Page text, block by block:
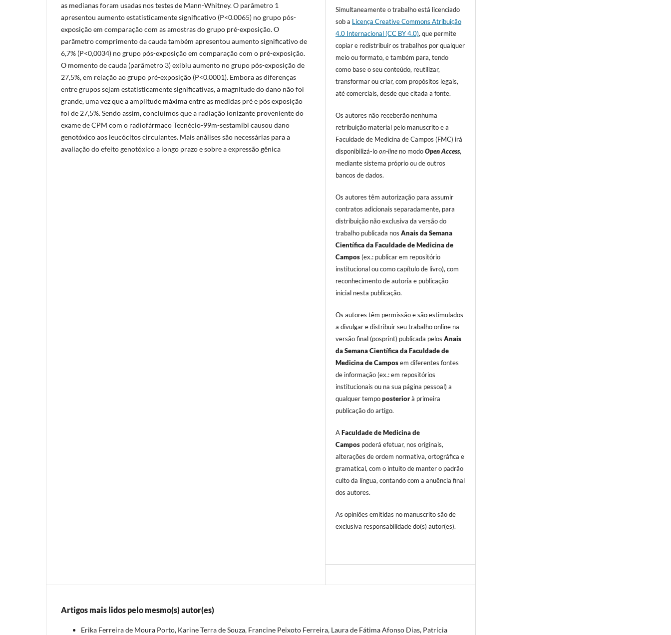
as medianas foram usadas nos testes de Mann-Whitney. O parâmetro 1
apresentou aumento estatisticamente significativo (P<0.0065) no grupo pós-
exposição em comparação com as amostras do grupo pré-exposição. O
parâmetro comprimento da cauda também apresentou aumento significativo de
6,7% (P<0,0034) no grupo pós-exposição em comparação com o pré-exposição.
O momento de cauda (parâmetro 3) exibiu aumento no grupo pós-exposição de
27,5%, em relação ao grupo pré-exposição (P<0.0001). Embora as diferenças
entre grupos sejam estatisticamente significativas, a magnitude do dano não foi
grande, uma vez que a amplitude máxima entre as medidas pré e pós exposição
foi de 27,5%. Sendo assim, concluímos que a radiação ionizante proveniente do
exame de CPM com o radiofármaco Tecnécio-99m-sestamibi causou dano
genotóxico aos leucócitos circulantes. Mais análises são necessárias para a
avaliação do efeito genotóxico a longo prazo e sobre a expressão gênica
Simultaneamente o trabalho está licenciado
sob a Licença Creative Commons Atribuição
4.0 Internacional (CC BY 4.0), que permite
copiar e redistribuir os trabalhos por qualquer
meio ou formato, e também para, tendo
como base o seu conteúdo, reutilizar,
transformar ou criar, com propósitos legais,
até comerciais, desde que citada a fonte.
Os autores não receberão nenhuma
retribuição material pelo manuscrito e a
Faculdade de Medicina de Campos (FMC) irá
disponibilizá-loon-line no modoOpen Access,
mediante sistema próprio ou de outros
bancos de dados.
Os autores têm autorização para assumir
contratos adicionais separadamente, para
distribuição não exclusiva da versão do
trabalho publicada nosAnais da Semana
Científica da Faculdade de Medicina de
Campos (ex.: publicar em repositório
institucional ou como capítulo de livro), com
reconhecimento de autoria e publicação
inicial nesta publicação.
Os autores têm permissão e são estimulados
a divulgar e distribuir seu trabalho online na
versão final (posprint) publicada pelosAnais
da Semana Científica da Faculdade de
Medicina de Camposem diferentes fontes
de informação (ex.: em repositórios
institucionais ou na sua página pessoal) a
qualquer tempoposteriorà primeira
publicação do artigo.
AFaculdade de Medicina de
Campos poderá efetuar, nos originais,
alterações de ordem normativa, ortográfica e
gramatical, com o intuito de manter o padrão
culto da língua, contando com a anuência final
dos autores.
As opiniões emitidas no manuscrito são de
exclusiva responsabilidade do(s) autor(es).
Artigos mais lidos pelo mesmo(s) autor(es)
Erika Ferreira de Moura Porto, Karine Terra de Souza, Francine Peixoto Ferreira, Laura de Fátima Afonso Dias, Patrícia